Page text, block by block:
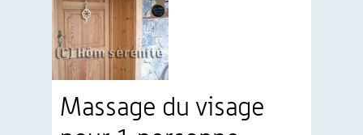
Massage du visage